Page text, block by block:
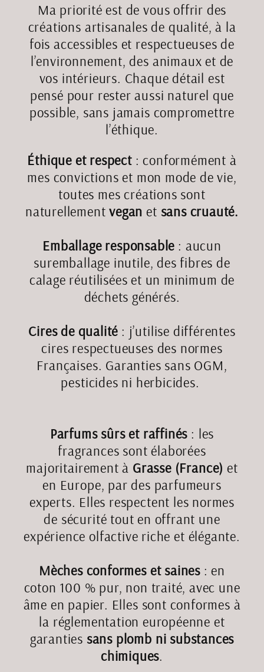
Ma priorité est de vous offrir des
créations artisanales de qualité, à la
fois accessibles et respectueuses de
l’environnement, des animaux et de
vos intérieurs. Chaque détail est
pensé pour rester aussi naturel que
possible, sans jamais compromettre
l’éthique.
Éthique et respect: conformément à
mes convictions et mon mode de vie,
toutes mes créations sont
naturellementvegan et sans cruauté.
Emballage responsable : aucun
suremballage inutile, des fibres de
calage réutilisées et un minimum de
déchets générés.
Cires de qualité : j’utilise différentes
cires respectueuses des normes
Françaises. Garanties sans OGM,
pesticides ni herbicides.
Parfums sûrs et raffinés : les
fragrances sont élaborées
majoritairement à Grasse (France) et
en Europe, par des parfumeurs
experts. Elles respectent les normes
de sécurité tout en offrant une
expérience olfactive riche et élégante.
Mèches conformes et saines : en
coton 100 % pur, non traité, avec une
âme en papier. Elles sont conformes à
la réglementation européenne et
garanties sans plomb ni substances
chimiques.